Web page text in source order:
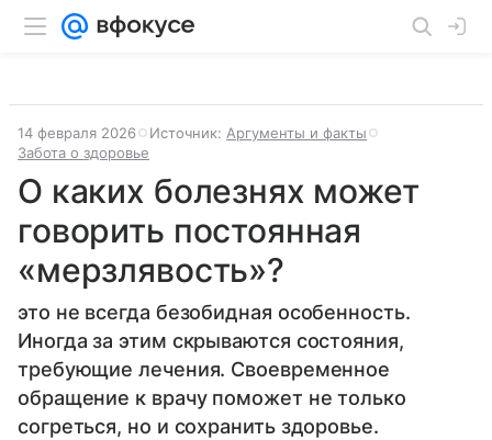
14 февраля 2026 Источник: Аргументы и факты
Забота о здоровье
О каких болезнях может
говорить постоянная
«мерзлявость»?
это не всегда безобидная особенность.
Иногда за этим скрываются состояния,
требующие лечения. Своевременное
обращение к врачу поможет не только
согреться, но и сохранить здоровье.